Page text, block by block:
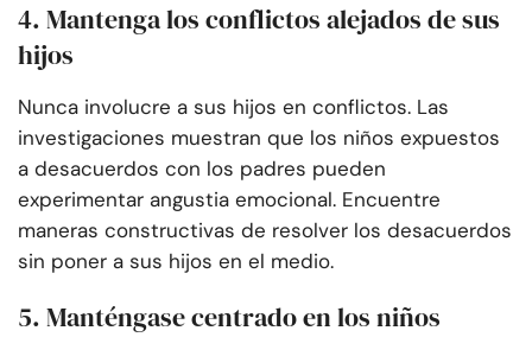
4. Mantenga los conflictos alejados de sus
hijos
Nunca involucre a sus hijos en conflictos. Las
investigaciones muestran que los niños expuestos
a desacuerdos con los padres pueden
experimentar angustia emocional. Encuentre
maneras constructivas de resolver los desacuerdos
sin poner a sus hijos en el medio.
5. Manténgase centrado en los niños